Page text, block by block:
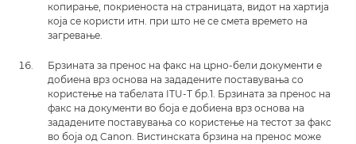
копирање, покриеноста на страницата, видот на хартија
која се користи итн. при што не се смета времето на
загревање.
Брзината за пренос на факс на црно-бели документи е
добиена врз основа на зададените поставувања со
користење на табелата ITU-T бр.1. Брзината за пренос на
факс на документи во боја е добиена врз основа на
зададените поставувања со користење на тестот за факс
во боја од Canon. Вистинската брзина на пренос може